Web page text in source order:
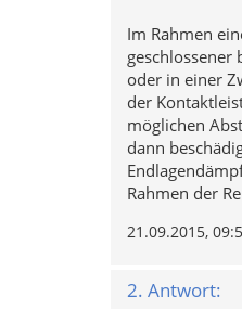
Im Rahmen
oder in einer
der
möglichen
dann
Rahmen der
21.09.2015,
2. Antwort: